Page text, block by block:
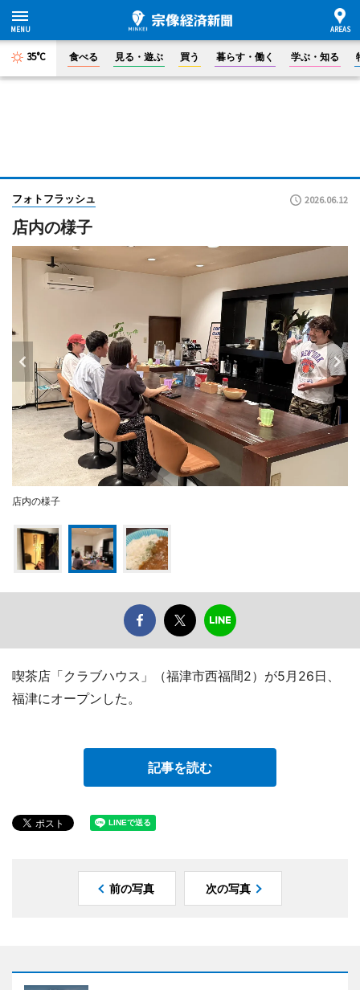
35°C 食べる 見る・遊ぶ 買う 暮らす・働く 学ぶ・知る
フォトフラッシュ 2026.06.12
店内の様子
店内の様子
喫茶店「クラブハウス」（福津市西福間2）が5月26日、
福津にオープンした。
記事を読む
前の写真 次の写真